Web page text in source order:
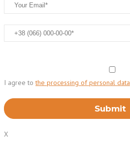
I agree tothe processing of personal data
X